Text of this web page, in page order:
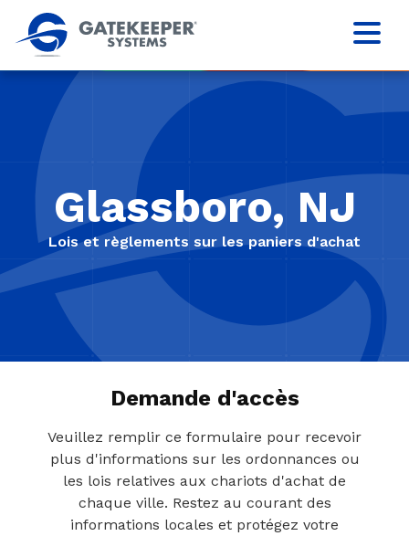
Glassboro, NJ
Lois et règlements sur les paniers d'achat
Demande d'accès
Veuillez remplir ce formulaire pour recevoir
plus d'informations sur les ordonnances ou
les lois relatives aux chariots d'achat de
chaque ville. Restez au courant des
informations locales et protégez votre